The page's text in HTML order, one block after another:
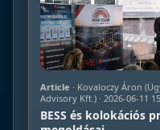
Article · Kovaloczy Áron
Advisory Kft.) · 2026-06-11
BESS és kolokációs